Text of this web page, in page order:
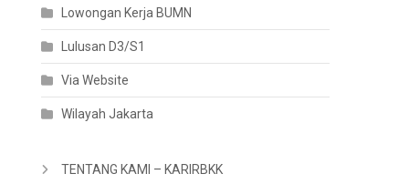
Lowongan Kerja BUMN
Lulusan D3/S1
Via Website
Wilayah Jakarta
TENTANG KAMI – KARIRBKK